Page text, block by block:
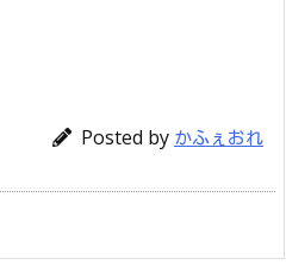
Posted by かふぇおれ